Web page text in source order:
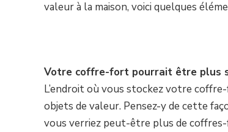
valeur à la maison, voici quelques
Votre coffre-fort pourrait être plus
L’endroit où vous stockez votre
objets de valeur. Pensez-y de cette
vous verriez peut-être plus de